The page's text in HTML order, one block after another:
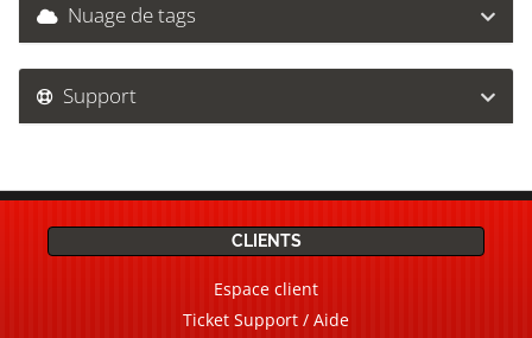
Nuage de tags
Support
CLIENTS
Espace client
Ticket Support / Aide